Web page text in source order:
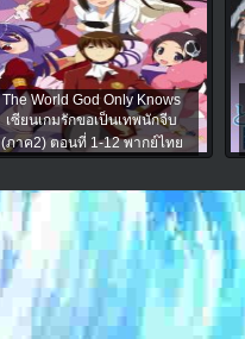
The World God Only Knows
เซียนเกมรักขอเป็นเทพนักจีบ
(ภาค2) ตอนที่ 1-12 พากย์ไทย